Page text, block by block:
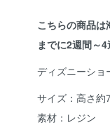
こちらの商品は
までに2週間～4
ディズニーショ
サイズ：高さ約
素材：レジン